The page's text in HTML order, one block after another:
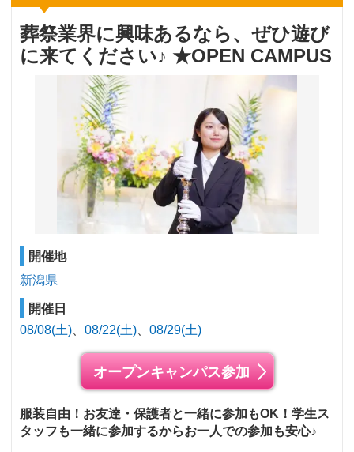
葬祭業界に興味あるなら、ぜひ遊び
に来てください♪ ★OPEN CAMPUS
開催地
新潟県
開催日
08/08(土)
08/22(土) 08/29(土)
オープンキャンパス参加
服装自由！お友達・保護者と一緒に参加もOK！学生ス
タッフも一緒に参加するからお一人での参加も安心♪